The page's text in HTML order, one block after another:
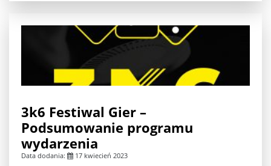
3k6 Festiwal Gier –
Podsumowanie programu
wydarzenia
Data dodania: 17 kwiecień 2023